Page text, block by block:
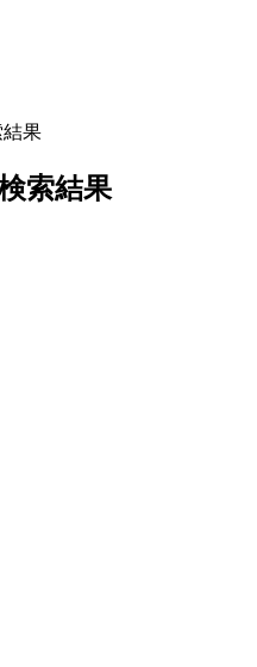
結果
索結果